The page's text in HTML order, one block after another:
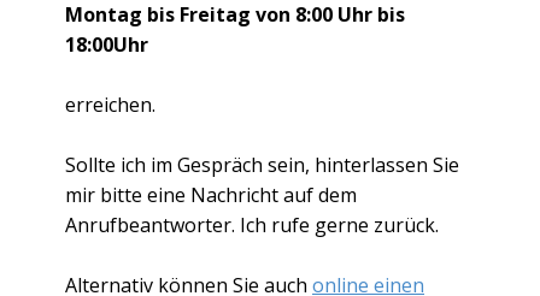
Montag bis Freitag von 8:00 Uhr bis
18:00Uhr
erreichen.
Sollte ich im Gespräch sein, hinterlassen Sie
mir bitte eine Nachricht auf dem
Anrufbeantworter. Ich rufe gerne zurück.
Alternativ können Sie auch online einen